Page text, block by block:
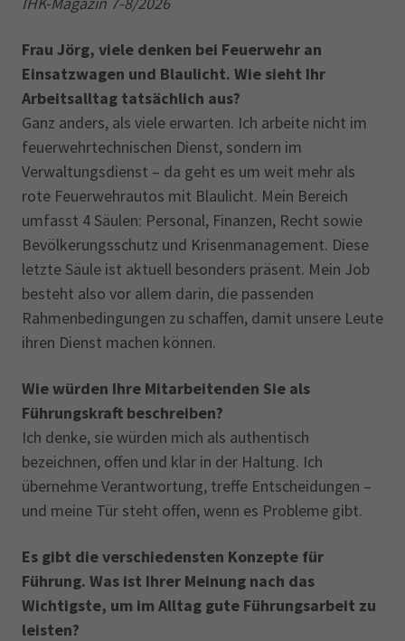
Frau Jörg, viele denken bei Feuerwehr an
Einsatzwagen und Blaulicht. Wie sieht Ihr
Arbeitsalltag tatsächlich aus?
Ganz anders, als viele erwarten. Ich arbeite nicht im
feuerwehrtechnischen Dienst, sondern im
Verwaltungsdienst – da geht es um weit mehr als
rote Feuerwehrautos mit Blaulicht. Mein Bereich
umfasst 4 Säulen: Personal, Finanzen, Recht sowie
Bevölkerungsschutz und Krisenmanagement. Diese
letzte Säule ist aktuell besonders präsent. Mein Job
besteht also vor allem darin, die passenden
Rahmenbedingungen zu schaffen, damit unsere Leute
ihren Dienst machen können.
Wie würden Ihre Mitarbeitenden Sie als
Führungskraft beschreiben?
Ich denke, sie würden mich als authentisch
bezeichnen, offen und klar in der Haltung. Ich
übernehme Verantwortung, treffe Entscheidungen –
und meine Tür steht offen, wenn es Probleme gibt.
Es gibt die verschiedensten Konzepte für
Führung. Was ist Ihrer Meinung nach das
Wichtigste, um im Alltag gute Führungsarbeit zu
leisten?